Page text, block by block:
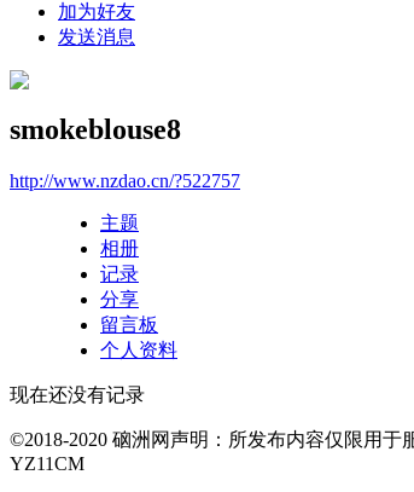
加为好友
发送消息
smokeblouse8
http://www.nzdao.cn/?522757
主题
相册
记录
分享
留言板
个人资料
现在还没有记录
©2018-2020 硇洲网声明：所发布内容仅限用
YZ11CM